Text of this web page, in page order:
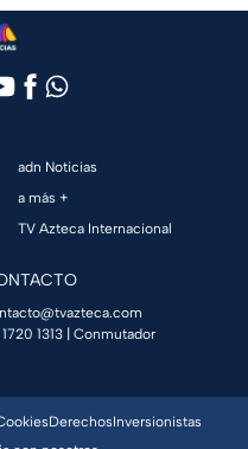
adn Noticias
a más +
TV Azteca Internacional
1313 | Conmutador
DerechosInversionistas